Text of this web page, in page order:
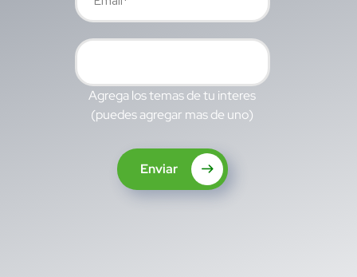
Agrega los temas de tu interes
(puedes agregar mas de uno)
Enviar